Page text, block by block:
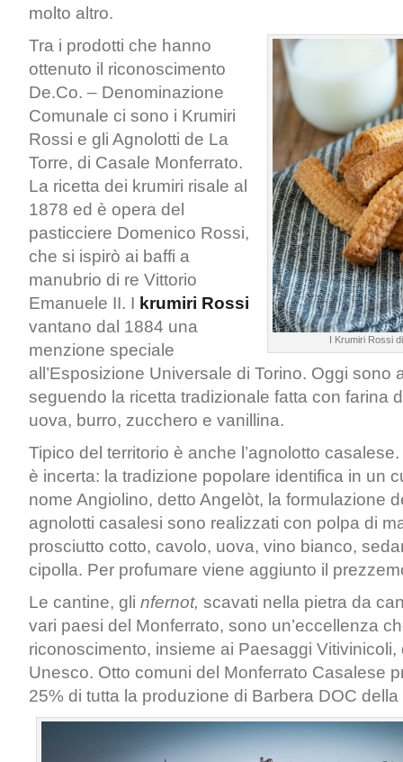
molto altro.
I Krumiri Rossi
Tra i prodotti che hanno
ottenuto il riconoscimento
De.Co. – Denominazione
Comunale ci sono i Krumiri
Rossi e gli Agnolotti de La
Torre, di Casale Monferrato.
La ricetta dei krumiri risale al
1878 ed è opera del
pasticciere Domenico Rossi,
che si ispirò ai baffi a
manubrio di re Vittorio
Emanuele II. I krumiri Rossi
vantano dal 1884 una
menzione speciale
all’Esposizione Universale di Torino. Oggi sono
seguendo la ricetta tradizionale fatta con farina
uova, burro, zucchero e vanillina.
Tipico del territorio è anche l’agnolotto
è incerta: la tradizione popolare identifica in un
nome Angiolino, detto Angelòt, la formulazione
agnolotti casalesi sono realizzati con polpa di
prosciutto cotto, cavolo, uova, vino bianco,
cipolla. Per profumare viene aggiunto il
Le cantine, gli nfernot, scavati nella pietra da
vari paesi del Monferrato, sono un’eccellenza
riconoscimento, insieme ai Paesaggi Vitivinicoli,
Unesco. Otto comuni del Monferrato Casalese
25% di tutta la produzione di Barbera DOC